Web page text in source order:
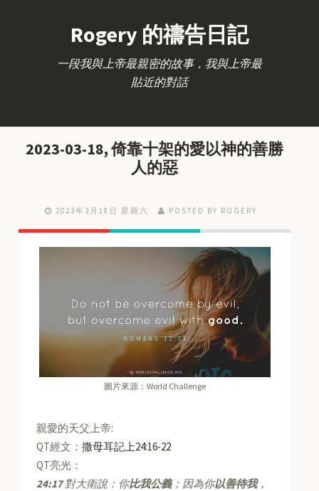
Rogery 的禱告日記
一段我與上帝最親密的故事，我與上帝最
貼近的對話
2023-03-18, 倚靠十架的愛以神的善勝
人的惡
2023年3月18日 星期六 POSTED BY ROGERY
圖片來源：World Challenge
親愛的天父上帝:
QT經文：撒母耳記上24:16-22
QT亮光：
24:17對大衛說：你比我公義；因為你以善待我，